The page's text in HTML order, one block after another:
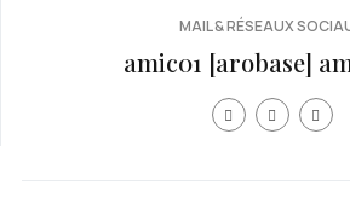
MAIL & RÉSEAUX
amic01 [arobase]